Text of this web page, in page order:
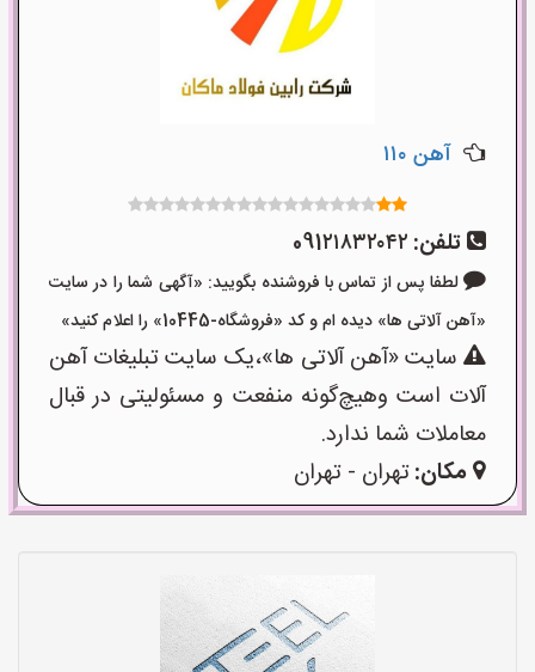
آهن ۱۱۰
تلفن: 091۲۱۸۳۲۰۴۲
لطفا پس از تماس با فروشنده بگویید: «آگهی شما را در سایت
«آهن آلاتی ها» دیده ام و کد «فروشگاه-10445» را اعلام کنید»
سایت «آهن آلاتی ها»،یک سایت تبلیغات آهن
آلات است وهیچ‌گونه منفعت و مسئولیتی در قبال
معاملات شما ندارد.
مکان:تهران - تهران